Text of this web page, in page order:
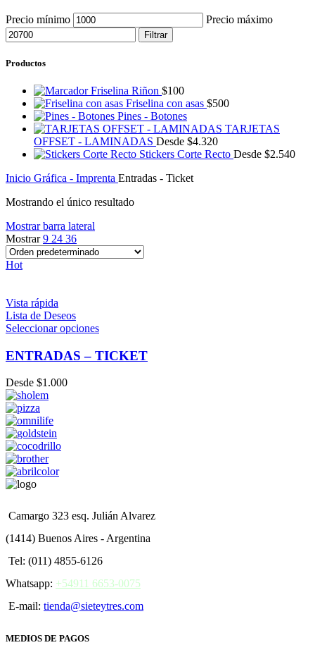
Precio mínimo Precio máximo
Filtrar
Productos
Friselina Riñon $100
Friselina con asas $500
Pines - Botones
TARJETAS
OFFSET - LAMINADAS Desde $4.320
Stickers Corte Recto Desde $2.540
Inicio Gráfica - Imprenta Entradas - Ticket
Mostrando el único resultado
Mostrar barra lateral
Mostrar9 24 36
Hot
Vista rápida
Lista de Deseos
Seleccionar opciones
ENTRADAS – TICKET
Desde $1.000
Camargo 323 esq. Julián Alvarez
(1414) Buenos Aires - Argentina
Tel: (011) 4855-6126
Whatsapp: +54911 6653-0075
E-mail: tienda@sieteytres.com
MEDIOS DE PAGOS